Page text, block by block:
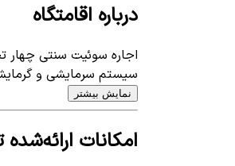
درباره اقامتگاه
اجاره سوئیت سنتی چهار تخته در یزدبا متراژ کل 800 متر
سیستم سرمایشی و
نمایش بیشتر
امکانات